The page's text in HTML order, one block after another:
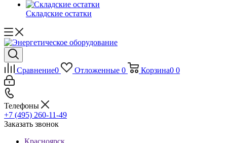
Складские остатки
Сравнение0 Отложенные 0 Корзина0 0
Телефоны
+7 (495) 260-11-49
Заказать звонок
Красноярск